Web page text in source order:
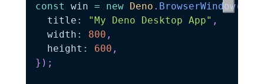
const win = new Deno . BrowserWindow(
  title
: "My Deno Desktop App" ,
  width
: 800 ,
  height
: 600 ,
} ) ;